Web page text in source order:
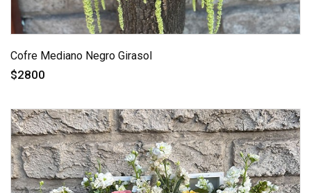
Cofre Mediano Negro Girasol
$2800